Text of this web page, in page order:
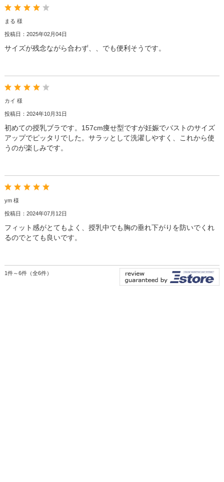
まる 様
投稿日：2025年02月04日
サイズが残念ながら合わず、、でも便利そうです。
カイ 様
投稿日：2024年10月31日
初めての授乳ブラです。157cm痩せ型ですが妊娠でバストのサイズ
アップでピッタリでした。サラッとして洗濯しやすく、これから使
うのが楽しみです。
ym 様
投稿日：2024年07月12日
フィット感がとてもよく、授乳中でも胸の垂れ下がりを防いでくれ
るのでとても良いです。
1件～6件（全6件）